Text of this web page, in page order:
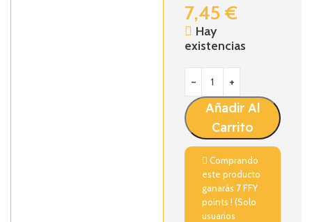
7,45€
Hay
existencias
Añadir Al
Carrito
Comprando
este producto
ganarás 7FFY
points ! (Solo
usuarios